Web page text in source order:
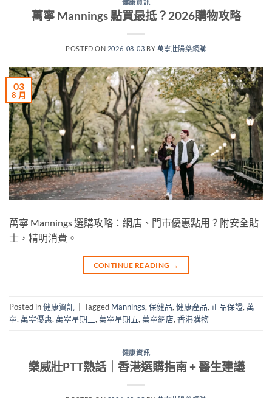
健康資訊
萬寧 Mannings 點買最抵？2026購物攻略
POSTED ON 2026-08-03 BY 萬寧壯陽藥網購
03
8 月
萬寧 Mannings 選購攻略：網店、門市優惠點用？附安全貼
士，精明消費。
CONTINUE READING →
Posted in健康資訊 Tagged Mannings,保健品,健康產品, 正品保證,萬
寧,萬寧優惠,萬寧星期三,萬寧星期五,萬寧網店,香港購物
健康資訊
樂威壯PTT熱話｜香港選購指南 + 醫生建議